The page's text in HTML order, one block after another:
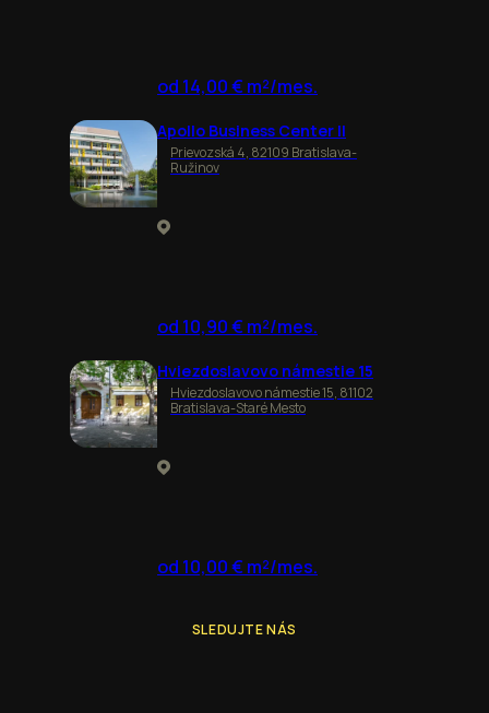
od 14,00 € m²/mes.
Apollo Business Center II
Prievozská 4, 82109 Bratislava-
Ružinov
od 10,90 € m²/mes.
Hviezdoslavovo námestie 15
Hviezdoslavovo námestie 15, 81102
Bratislava-Staré Mesto
od 10,00 € m²/mes.
SLEDUJTE NÁS